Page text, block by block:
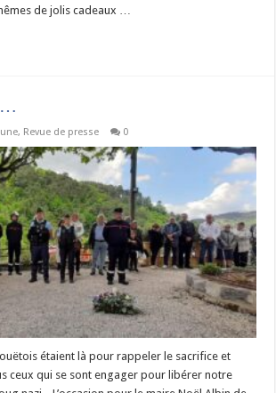
de jolis cadeaux …
, Revue de presse 0
étaient là pour rappeler le sacrifice et
ceux qui se sont engager pour libérer notre